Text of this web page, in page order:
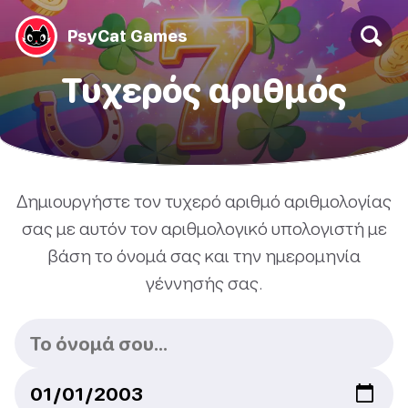
PsyCat Games
Τυχερός αριθμός
Δημιουργήστε τον τυχερό αριθμό αριθμολογίας
σας με αυτόν τον αριθμολογικό υπολογιστή με
βάση το όνομά σας και την ημερομηνία
γέννησής σας.